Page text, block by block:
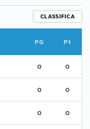
CLASSIFICA
PG Pt
0 0
0 0
0 0